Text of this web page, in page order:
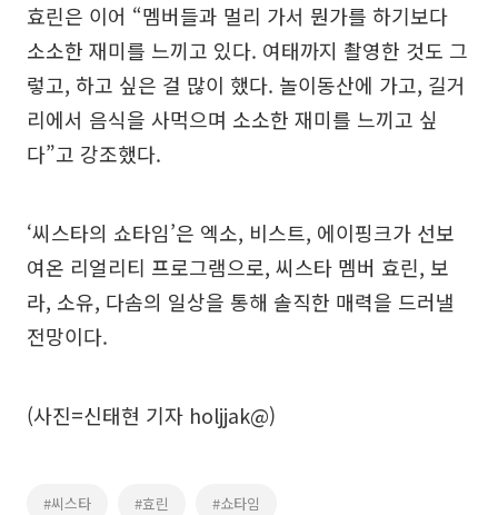
효린은 이어 “멤버들과 멀리 가서 뭔가를 하기보다
소소한 재미를 느끼고 있다. 여태까지 촬영한 것도 그
렇고, 하고 싶은 걸 많이 했다. 놀이동산에 가고, 길거
리에서 음식을 사먹으며 소소한 재미를 느끼고 싶
다”고 강조했다.
‘씨스타의 쇼타임’은 엑소, 비스트, 에이핑크가 선보
여온 리얼리티 프로그램으로, 씨스타 멤버 효린, 보
라, 소유, 다솜의 일상을 통해 솔직한 매력을 드러낼
전망이다.
(사진=신태현 기자 holjjak@)
#씨스타 #효린 #쇼타임